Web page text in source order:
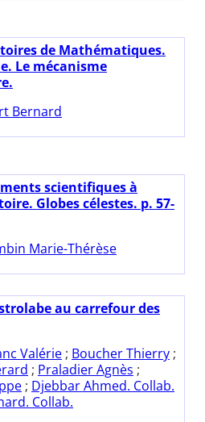
de Mathématiques.
Le mécanisme
Bernard
scientifiques à
Globes célestes. p. 57-
Marie-Thérèse
au carrefour des
Valérie ; Boucher Thierry ;
; Praladier Agnès ;
; Djebbar Ahmed. Collab.
Collab.